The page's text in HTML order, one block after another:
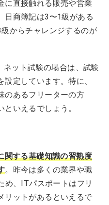
に直接触れる販売や営業
日商簿記は3〜1級がある
からチャレンジするのが
ット試験の場合は、試験
定しています。特に、
のあるフリーターの方
いえるでしょう。
関する基礎知識の習熟度
。昨今は多くの業界や職
め、ITパスポートはフリ
リットがあるといえるで